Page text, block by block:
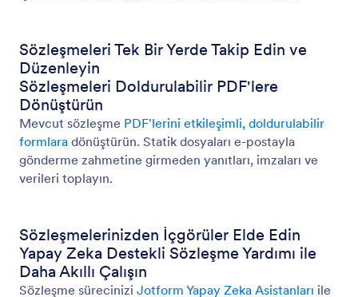
Sözleşmeleri Tek Bir Yerde Takip Edin ve
Düzenleyin
Sözleşmeleri Doldurulabilir PDF'lere
Dönüştürün
Mevcut sözleşme PDF'lerini etkileşimli, doldurulabilir
formlara dönüştürün. Statik dosyaları e-postayla
gönderme zahmetine girmeden yanıtları, imzaları ve
verileri toplayın.
Sözleşmelerinizden İçgörüler Elde Edin
Yapay Zeka Destekli Sözleşme Yardımı ile
Daha Akıllı Çalışın
Sözleşme sürecinizi Jotform Yapay Zeka Asistanları ile